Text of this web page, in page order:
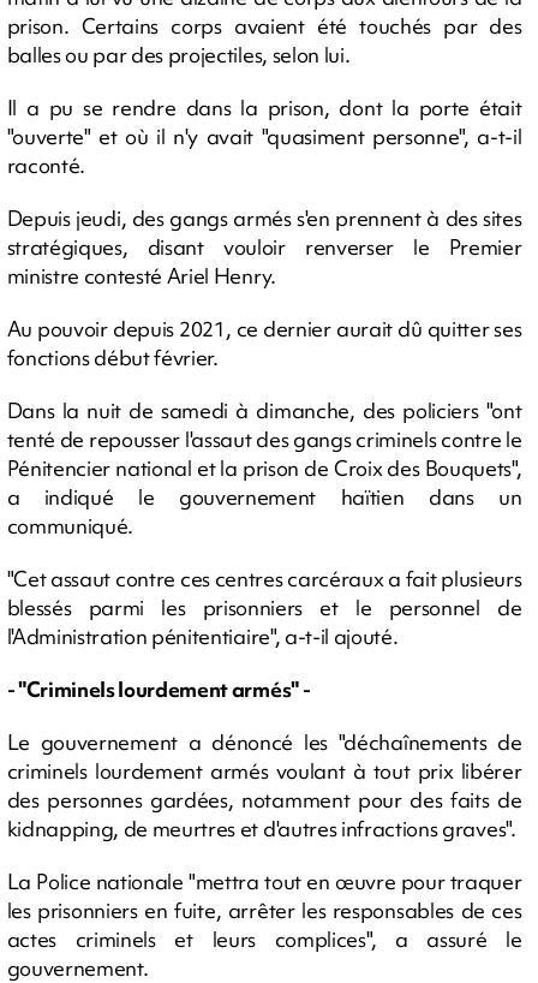
prison. Certains corps avaient été touchés par des
balles ou par des projectiles, selon lui.
Il a pu se rendre dans la prison, dont la porte était
"ouverte" et où il n'y avait "quasiment personne", a-t-il
raconté.
Depuis jeudi, des gangs armés s'en prennent à des sites
stratégiques, disant vouloir renverser le Premier
ministre contesté Ariel Henry.
Au pouvoir depuis 2021, ce dernier aurait dû quitter ses
fonctions début février.
Dans la nuit de samedi à dimanche, des policiers "ont
tenté de repousser l'assaut des gangs criminels contre le
Pénitencier national et la prison de Croix des Bouquets",
a indiqué le gouvernement haïtien dans un
communiqué.
"Cet assaut contre ces centres carcéraux a fait plusieurs
blessés parmi les prisonniers et le personnel de
l'Administration pénitentiaire", a-t-il ajouté.
- "Criminels lourdement armés" -
Le gouvernement a dénoncé les "déchaînements de
criminels lourdement armés voulant à tout prix libérer
des personnes gardées, notamment pour des faits de
kidnapping, de meurtres et d'autres infractions graves".
La Police nationale "mettra tout en œuvre pour traquer
les prisonniers en fuite, arrêter les responsables de ces
actes criminels et leurs complices", a assuré le
gouvernement.